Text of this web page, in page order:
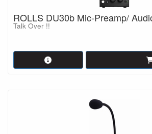
ROLLS DU30b Mic-Preamp/
Talk Over !!